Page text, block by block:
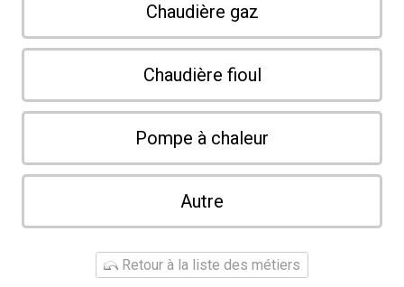
Chaudière gaz
Chaudière fioul
Pompe à chaleur
Autre
Retour à la liste des métiers